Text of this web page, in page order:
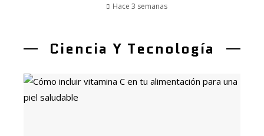
Hace 3 semanas
Ciencia Y Tecnología